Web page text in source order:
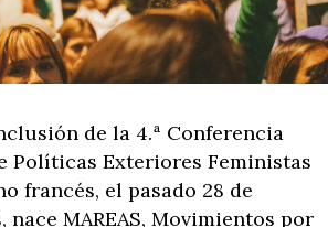
de la 4.ª Conferencia
Políticas Exteriores Feministas
francés, el pasado 28 de
nace MAREAS, Movimientos por